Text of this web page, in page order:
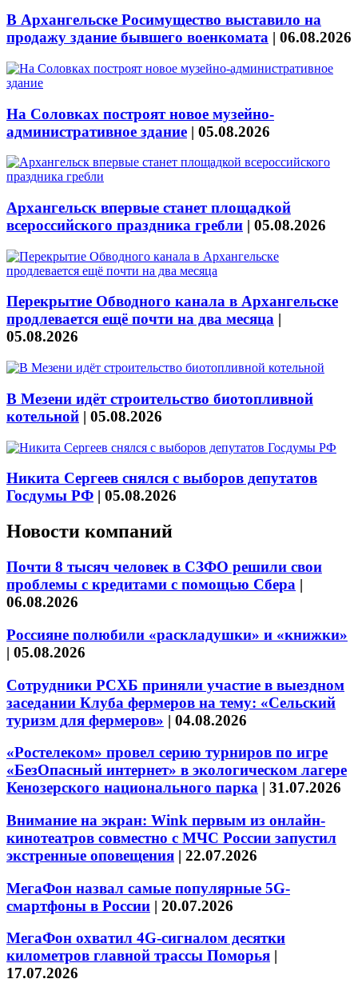
В Архангельске Росимущество выставило на
продажу здание бывшего военкомата | 06.08.2026
На Соловках построят новое музейно-
административное здание | 05.08.2026
Архангельск впервые станет площадкой
всероссийского праздника гребли | 05.08.2026
Перекрытие Обводного канала в Архангельске
продлевается ещё почти на два месяца |
05.08.2026
В Мезени идёт строительство биотопливной
котельной | 05.08.2026
Никита Сергеев снялся с выборов депутатов
Госдумы РФ | 05.08.2026
Новости компаний
Почти 8 тысяч человек в СЗФО решили свои
проблемы с кредитами с помощью Сбера |
06.08.2026
Россияне полюбили «раскладушки» и «книжки»
| 05.08.2026
Сотрудники РСХБ приняли участие в выездном
заседании Клуба фермеров на тему: «Сельский
туризм для фермеров» | 04.08.2026
«Ростелеком» провел серию турниров по игре
«БезОпасный интернет» в экологическом лагере
Кенозерского национального парка | 31.07.2026
Внимание на экран: Wink первым из онлайн-
кинотеатров совместно с МЧС России запустил
экстренные оповещения | 22.07.2026
МегаФон назвал самые популярные 5G-
смартфоны в России | 20.07.2026
МегаФон охватил 4G-сигналом десятки
километров главной трассы Поморья |
17.07.2026